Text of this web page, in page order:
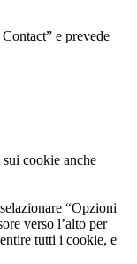
e prevede
cookie anche
“Opzioni
verso l’alto per
tutti i cookie, e